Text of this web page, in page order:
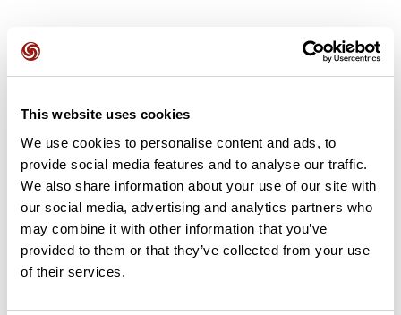
This website uses cookies
We use cookies to personalise content and ads, to
provide social media features and to analyse our traffic.
We also share information about your use of our site with
our social media, advertising and analytics partners who
may combine it with other information that you’ve
provided to them or that they’ve collected from your use
of their services.
Ajouter un avis
Découvrez ce parcours de vélo de 72,7 km à proximité de